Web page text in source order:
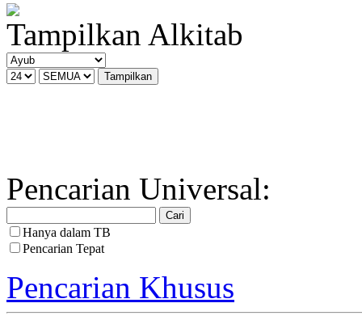
Tampilkan Alkitab
Pencarian Universal:
Hanya dalam TB
Pencarian Tepat
Pencarian Khusus